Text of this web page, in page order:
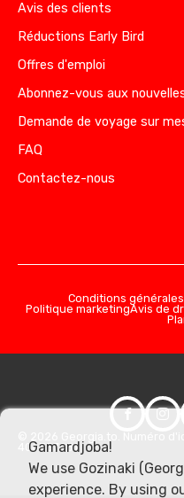
Avis des clients
Réductions Early Bird
Offres d'emploi
Abonnez-vous aux
Demande de voyage sur
FAQ
Contactez-nous
Conditions générales
Politique marketingAvis de
406357981
Gamardjoba!
We use Gozinaki
experience. By using